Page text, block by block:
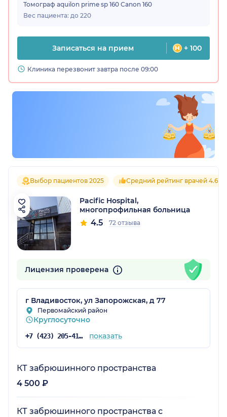
Томограф aquilon prime sp 160 Canon 160
Вес пациента: до 220
Записаться на прием + 100
Клиника перезвонит завтра после 09:00
Выбор пациентов 2025 Средний рейтинг врачей 4.6
Pacific Hospital,
многопрофильная больница
4.5 72 отзыва
Лицензия проверена
г Владивосток, ул Запорожская, д 77
Первомайский район
Круглосуточно
+7 (423) 205-41-58 показать
КТ забрюшинного пространства
4 500 ₽
КТ забрюшинного пространства с